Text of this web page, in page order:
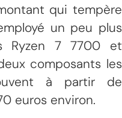
qui tempère
un peu plus
Ryzen 7 7700 et
composants les
à partir de
euros environ.